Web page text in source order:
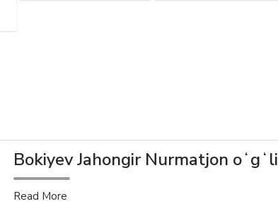
Bokiyev Jahongir Nurmatjon oʻgʻli
Read More